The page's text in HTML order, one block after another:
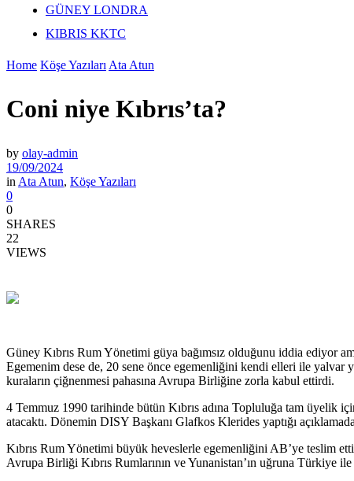
GÜNEY LONDRA
KIBRIS KKTC
Home Köşe Yazıları Ata Atun
Coni niye Kıbrıs’ta?
by olay-admin
19/09/2024
in Ata Atun, Köşe Yazıları
0
0
SHARES
22
VIEWS
Güney Kıbrıs Rum Yönetimi güya bağımsız olduğunu iddia ediyor
Egemenim dese de, 20 sene önce egemenliğini kendi elleri ile yalvar
kuraların çiğnenmesi pahasına Avrupa Birliğine zorla kabul ettirdi.
4 Temmuz 1990 tarihinde bütün Kıbrıs adına Topluluğa tam üyelik
atacaktı. Dönemin DISY Başkanı Glafkos Klerides yaptığı
Kıbrıs Rum Yönetimi büyük heveslerle egemenliğini AB’ye teslim
Avrupa Birliği Kıbrıs Rumlarının ve Yunanistan’ın uğruna Türkiye